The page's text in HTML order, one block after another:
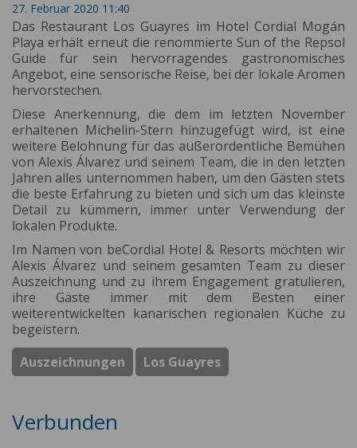
27. Februar 2020 11:40
Das Restaurant Los Guayres im Hotel Cordial Mogán
Playa erhält erneut die renommierte Sun of the Repsol
Guide für sein hervorragendes gastronomisches
Angebot, eine sensorische Reise, bei der lokale Aromen
hervorstechen.
Diese Anerkennung, die dem im letzten November
erhaltenen Michelin-Stern hinzugefügt wird, ist eine
weitere Belohnung für das außerordentliche Bemühen
von Alexis Álvarez und seinem Team, die in den letzten
Jahren alles unternommen haben, um den Gästen stets
die beste Erfahrung zu bieten und sich um das kleinste
Detail zu kümmern, immer unter Verwendung der
lokalen Produkte.
Im Namen von beCordial Hotel & Resorts möchten wir
Alexis Álvarez und seinem gesamten Team zu dieser
Auszeichnung und zu ihrem Engagement gratulieren,
ihre Gäste immer mit dem Besten einer
weiterentwickelten kanarischen regionalen Küche zu
begeistern.
Auszeichnungen
Los Guayres
Verbunden